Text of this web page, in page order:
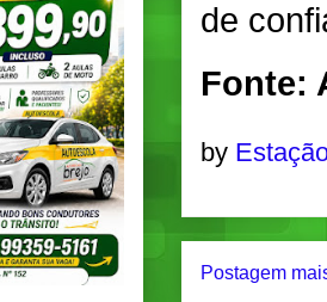
de
Fonte:
by
Postagem